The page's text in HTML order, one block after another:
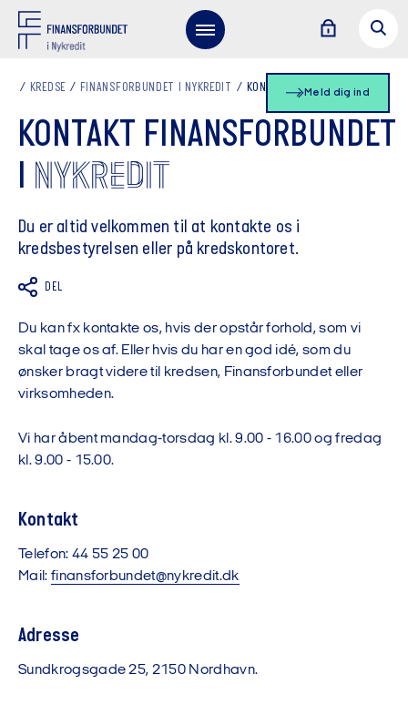
Meld dig ind
KREDSE FINANSFORBUNDET I NYKREDIT KONTAKT
KONTAKT FINANSFORBUNDET
I NYKREDIT
Du er altid velkommen til at kontakte os i
kredsbestyrelsen eller på kredskontoret.
DEL
Du kan fx kontakte os, hvis der opstår forhold, som vi
skal tage os af. Eller hvis du har en god idé, som du
ønsker bragt videre til kredsen, Finansforbundet eller
virksomheden.
Vi har åbent mandag-torsdag kl. 9.00 - 16.00 og fredag
kl. 9.00 - 15.00.
Kontakt
Telefon: 44 55 25 00
Mail: finansforbundet@nykredit.dk
Adresse
Sundkrogsgade 25, 2150 Nordhavn.